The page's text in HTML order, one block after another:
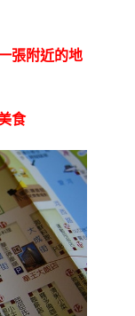
張附近的地
食